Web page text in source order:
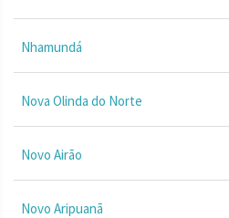
Nhamundá
Nova Olinda do Norte
Novo Airão
Novo Aripuanã